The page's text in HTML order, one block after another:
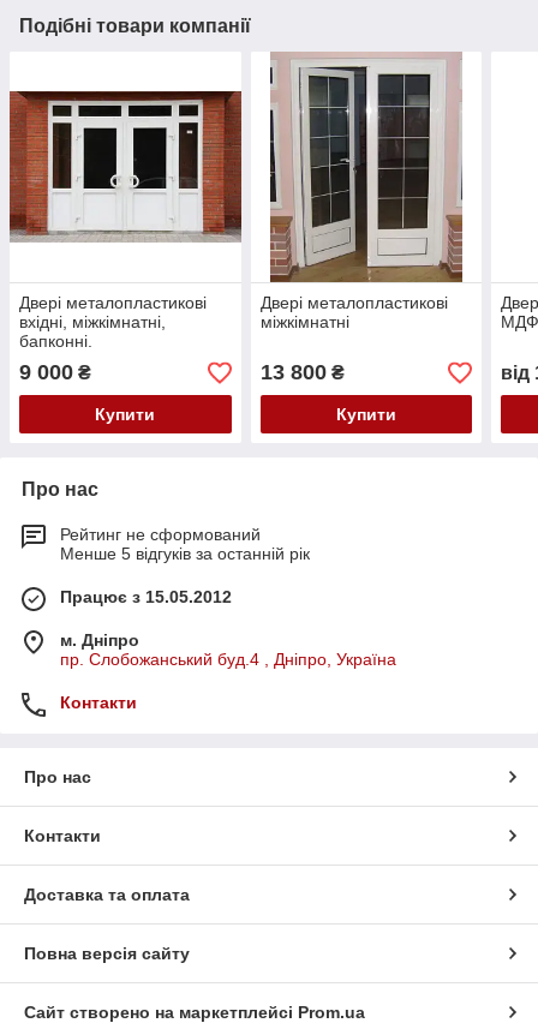
Подібні товари компанії
Двері металопластикові
вхідні, міжкімнатні,
бапконні.
9 000 ₴
Купити
Двері металопластикові
міжкімнатні
13 800₴
Купити
від
Про нас
Рейтинг не сформований
Менше 5 відгуків за останній рік
Працює з 15.05.2012
м. Дніпро
пр. Слобожанський буд.4 , Дніпро, Україна
Контакти
Про нас
Контакти
Доставка та оплата
Повна версія сайту
Сайт створено на маркетплейсі Prom.ua